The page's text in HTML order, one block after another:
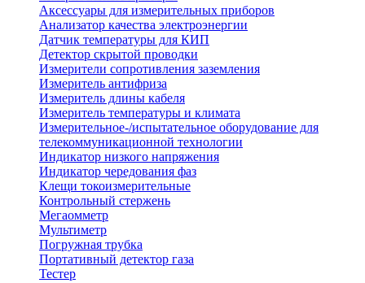
Аксессуары для измерительных приборов
Анализатор качества электроэнергии
Датчик температуры для КИП
Детектор скрытой проводки
Измерители сопротивления заземления
Измеритель антифриза
Измеритель длины кабеля
Измеритель температуры и климата
Измерительное-/испытательное оборудование для
телекоммуникационной технологии
Индикатор низкого напряжения
Индикатор чередования фаз
Клещи токоизмерительные
Контрольный стержень
Мегаомметр
Мультиметр
Погружная трубка
Портативный детектор газа
Тестер